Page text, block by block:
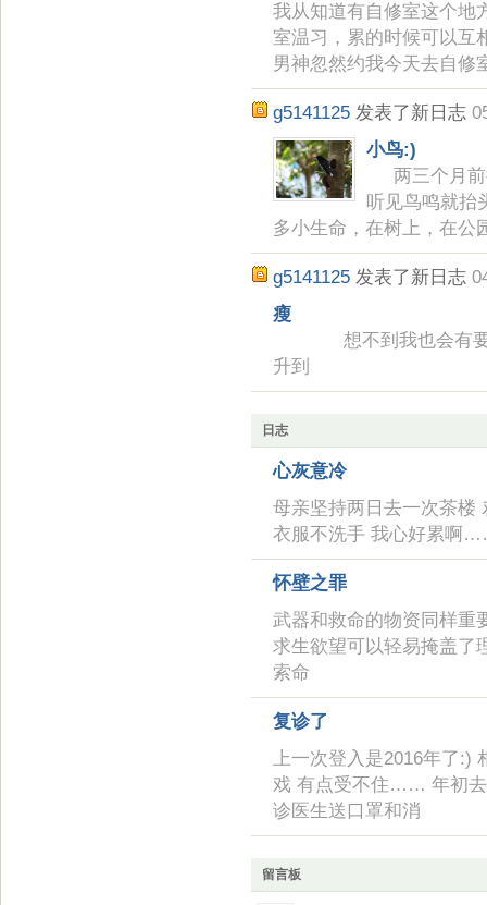
我从知道有自修室这个地
室温习，累的时候可以互
男神忽然约我今天去自修
g5141125 发表了新日志
小鸟:)
两三个月前
听见鸟鸣就抬
多小生命，在树上，在公
g5141125 发表了新日志
瘦
想不到我也会有要
升到
日志
心灰意冷
母亲坚持两日去一次茶楼
衣服不洗手 我心好累啊
怀壁之罪
武器和救命的物资同样重
求生欲望可以轻易掩盖了
索命
复诊了
上一次登入是2016年了:)
戏 有点受不住…… 年初去
诊医生送口罩和消
留言板